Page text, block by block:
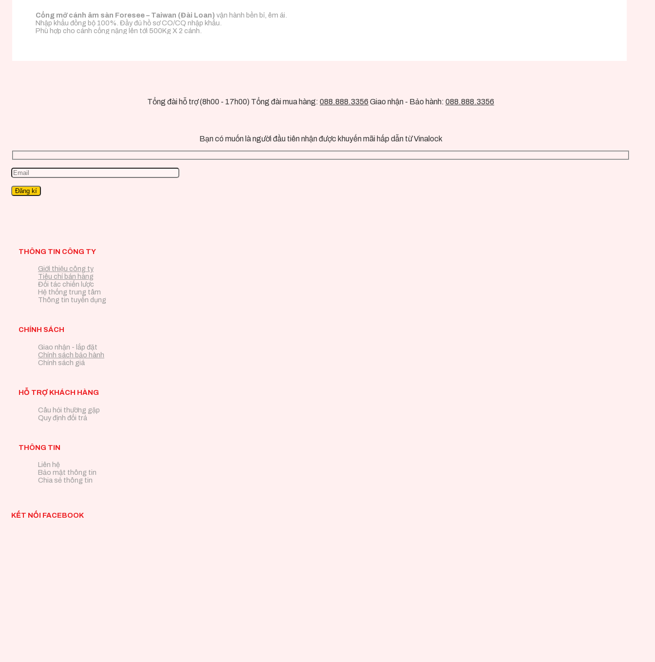
Cổng mở cánh âm sàn Foresee – Taiwan (Đài Loan) vận hành bền bỉ, êm ái.
Nhập khẩu đồng bộ 100%. Đầy đủ hồ sơ CO/CQ nhập khẩu.
Phù hợp cho cánh cổng nặng lên tới 500Kg X 2 cánh.
Tổng đài hỗ trợ (8h00 - 17h00) Tổng đài mua hàng: 088.888.3356 Giao nhận - Bảo hành: 088.888.3356
Bạn có muốn là người đầu tiên nhận được khuyến mãi hấp dẫn từ Vinalock
THÔNG TIN CÔNG TY
Giới thiệu công ty
Tiêu chí bán hàng
Đối tác chiến lược
Hệ thống trung tâm
Thông tin tuyển dụng
CHÍNH SÁCH
Giao nhận - lắp đặt
Chính sách bảo hành
Chính sách giá
HỖ TRỢ KHÁCH HÀNG
Câu hỏi thường gặp
Quy định đổi trả
THÔNG TIN
Liên hệ
Bảo mật thông tin
Chia sẻ thông tin
KẾT NỐI FACEBOOK